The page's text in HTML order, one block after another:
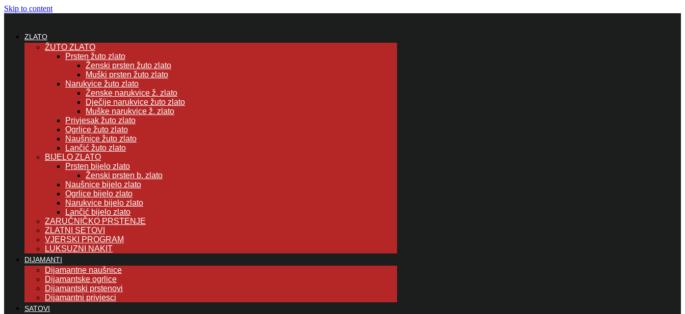
Skip to content
ZLATO
ŽUTO ZLATO
Prsten žuto zlato
Ženski prsten žuto zlato
Muški prsten žuto zlato
Narukvice žuto zlato
Ženske narukvice ž. zlato
Dječije narukvice žuto zlato
Muške narukvice ž. zlato
Privjesak žuto zlato
Ogrlice žuto zlato
Naušnice žuto zlato
Lančić žuto zlato
BIJELO ZLATO
Prsten bijelo zlato
Ženski prsten b. zlato
Naušnice bijelo zlato
Ogrlice bijelo zlato
Narukvice bijelo zlato
Lančić bijelo zlato
ZARUČNIČKO PRSTENJE
ZLATNI SETOVI
VJERSKI PROGRAM
LUKSUZNI NAKIT
DIJAMANTI
Dijamantne naušnice
Dijamantske ogrlice
Dijamantski prstenovi
Dijamantni privjesci
SATOVI